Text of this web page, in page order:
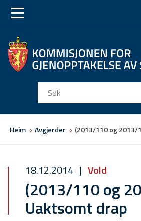
to
to
Heim Avgjerder (2013/110 og
18.12.2014 Vold
(2013/110 og
Uaktsomt drap